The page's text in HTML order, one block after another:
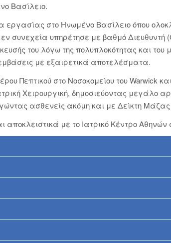
Βασίλειο.
στο Ηνωμένο Βασίλειο όπου
εν συνεχεία υπηρέτησε με βαθμό
του λόγω της πολυπλοκότητας και
με εξαιρετικά αποτελέσματα.
Πεπτικού στο Νοσοκομείου του Warwick
Χειρουργική, δημοσιεύοντας μεγάλο
ασθενείς ακόμη και με Δείκτη
με το Ιατρικό Κέντρο